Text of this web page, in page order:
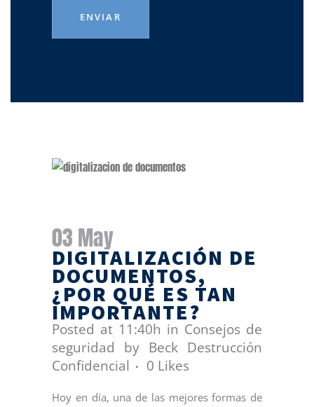
03 May
DIGITALIZACIÓN DE
DOCUMENTOS,
¿POR QUÉ ES TAN
IMPORTANTE?
Posted at 11:40h in Consejos de
seguridad
by Beck Destrucción
Confidencial
0 Likes
Hoy en día, una de las mejores formas de